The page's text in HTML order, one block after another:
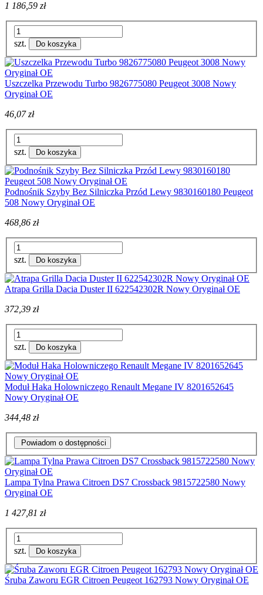
1 186,59 zł
szt. Do koszyka
Uszczelka Przewodu Turbo 9826775080 Peugeot 3008 Nowy
Oryginał OE
46,07 zł
szt. Do koszyka
Podnośnik Szyby Bez Silniczka Przód Lewy 9830160180 Peugeot
508 Nowy Oryginał OE
468,86 zł
szt. Do koszyka
Atrapa Grilla Dacia Duster II 622542302R Nowy Oryginał OE
372,39 zł
szt. Do koszyka
Moduł Haka Holowniczego Renault Megane IV 8201652645
Nowy Oryginał OE
344,48 zł
Powiadom o dostępności
Lampa Tylna Prawa Citroen DS7 Crossback 9815722580 Nowy
Oryginał OE
1 427,81 zł
szt. Do koszyka
Śruba Zaworu EGR Citroen Peugeot 162793 Nowy Oryginał OE